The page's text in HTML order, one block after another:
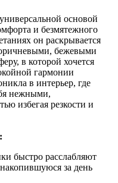
основой
и безмятежного
он раскрывается
бежевыми
в которой хочется
гармонии
в интерьер, где
нежными,
избегая резкости и
быстро расслабляют
за день